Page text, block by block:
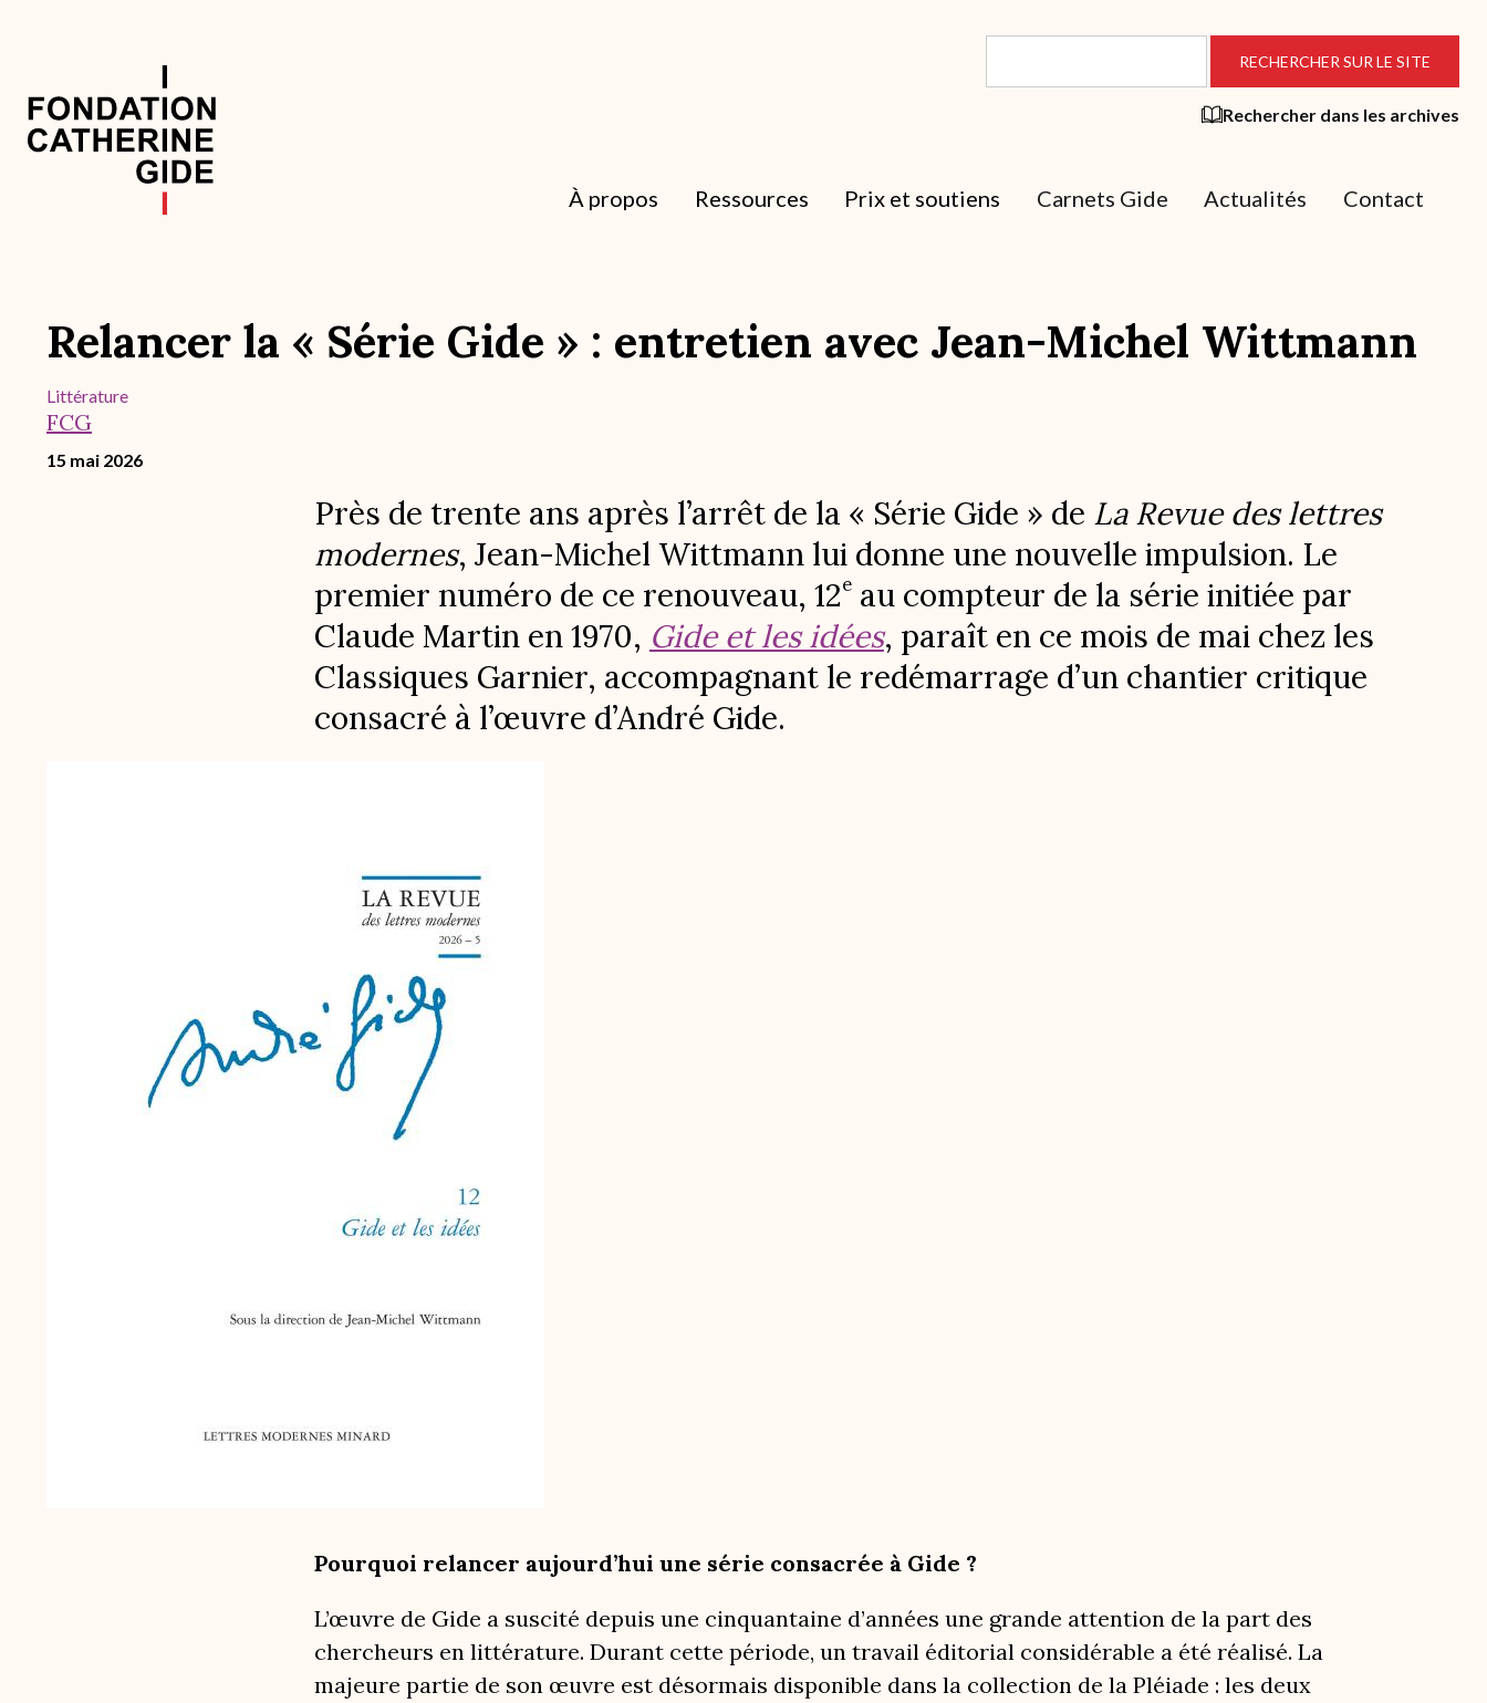
contenu
principal
Rechercher dans les archives
principale
À propos Ressources Prix et soutiens Carnets Gide Actualités Contact
Relancer la « Série Gide » : entretien avec Jean-Michel Wittmann
Littérature
FCG
15 mai 2026
Près de trente ans après l’arrêt de la « Série Gide » de La Revue des lettres
modernes, Jean-Michel Wittmann lui donne une nouvelle impulsion. Le
premier numéro de ce renouveau, 12eau compteur de la série initiée par
Claude Martin en 1970, Gide et les idées, paraît en ce mois de mai chez les
Classiques Garnier, accompagnant le redémarrage d’un chantier critique
consacré à l’œuvre d’André Gide.
Pourquoi relancer aujourd’hui une série consacrée à Gide ?
L’œuvre de Gide a suscité depuis une cinquantaine d’années une grande attention de la part des
chercheurs en littérature. Durant cette période, un travail éditorial considérable a été réalisé. La
majeure partie de son œuvre est désormais disponible dans la collection de la Pléiade : les deux